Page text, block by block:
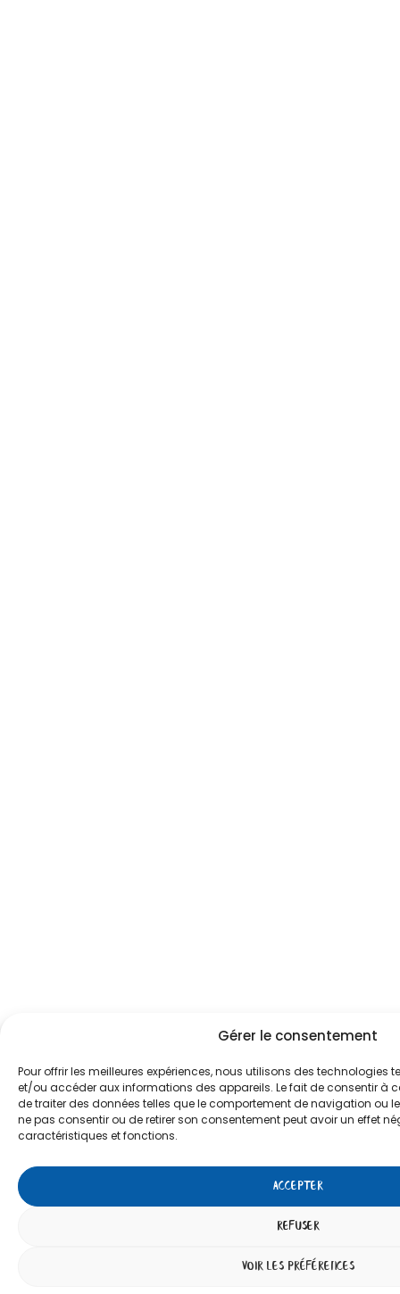
Gérer le consentement
Pour offrir les meilleures expériences, nous utilisons des technologies
et/ou accéder aux informations des appareils. Le fait de consentir à
de traiter des données telles que le comportement de navigation ou
ne pas consentir ou de retirer son consentement peut avoir un effet
caractéristiques et fonctions.
ACCEPTER
REFUSER
VOIR LES PRÉFÉRENCES